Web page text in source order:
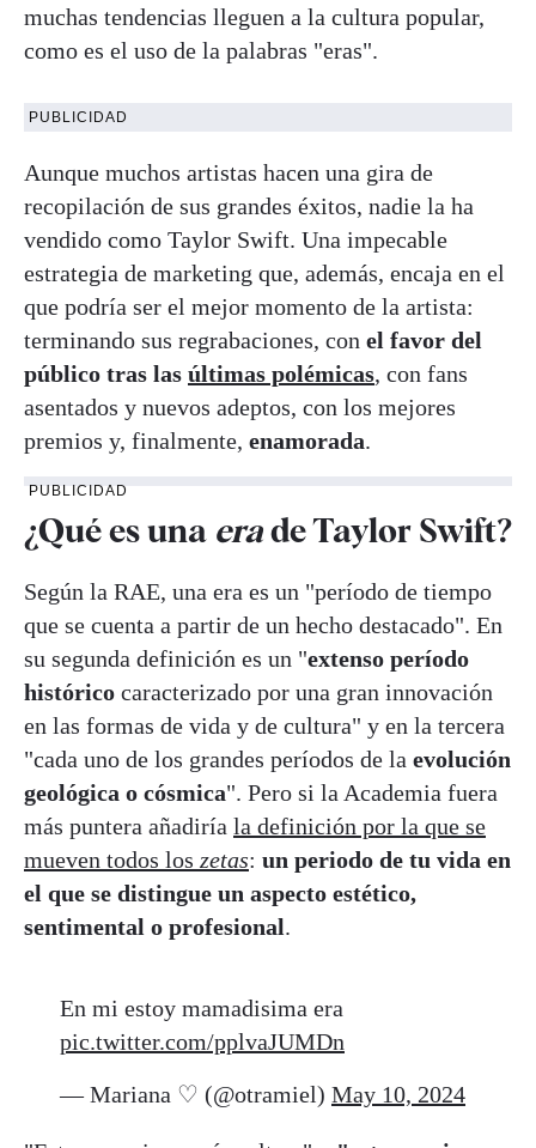
muchas tendencias lleguen a la cultura popular,
como es el uso de la palabras "eras".
PUBLICIDAD
Aunque muchos artistas hacen una gira de
recopilación de sus grandes éxitos, nadie la ha
vendido como Taylor Swift. Una impecable
estrategia de marketing que, además, encaja en el
que podría ser el mejor momento de la artista:
terminando sus regrabaciones, con el favor del
público tras las últimas polémicas, con fans
asentados y nuevos adeptos, con los mejores
premios y, finalmente, enamorada.
PUBLICIDAD
¿Qué es una erade Taylor Swift?
Según la RAE, una era es un "período de tiempo
que se cuenta a partir de un hecho destacado". En
su segunda definición es un "extenso período
histórico caracterizado por una gran innovación
en las formas de vida y de cultura" y en la tercera
"cada uno de los grandes períodos de la evolución
geológica o cósmica". Pero si la Academia fuera
más puntera añadiría la definición por la que se
mueven todos los zetas: un periodo de tu vida en
el que se distingue un aspecto estético,
sentimental o profesional.
En mi estoy mamadisima era
pic.twitter.com/pplvaJUMDn
— Mariana ♡ (@otramiel) May 10, 2024